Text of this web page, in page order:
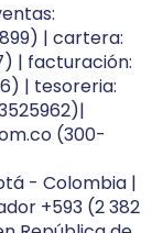
| cartera:
| facturación:
| tesoreria:
(300-
- Colombia |
+593 (2 382